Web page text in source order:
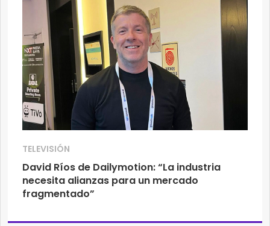
TELEVISIÓN
David Ríos de Dailymotion: “La industria
necesita alianzas para un mercado
fragmentado”